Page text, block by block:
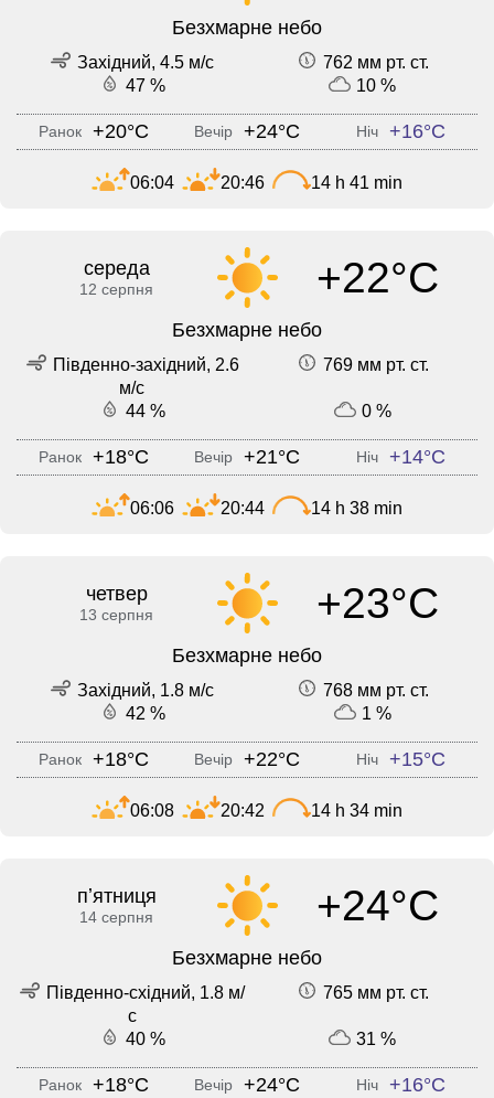
Безхмарне небо
Західний, 4.5 м/с
762 мм рт. ст.
47 %
10 %
Ранок +20°C Вечір +24°C Ніч +16°C
06:04 20:46 14 h 41 min
середа
12 серпня +22°C
Безхмарне небо
Південно-західний, 2.6
м/с
769 мм рт. ст.
44 % 0 %
Ранок +18°C Вечір +21°C Ніч +14°C
06:06 20:44 14 h 38 min
четвер
13 серпня +23°C
Безхмарне небо
Західний, 1.8 м/с
768 мм рт. ст.
42 %
1 %
Ранок +18°C Вечір +22°C Ніч +15°C
06:08 20:42 14 h 34 min
пʼятниця
14 серпня +24°C
Безхмарне небо
Південно-східний, 1.8 м/
с
765 мм рт. ст.
40 % 31 %
Ранок +18°C Вечір +24°C Ніч +16°C